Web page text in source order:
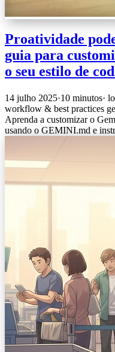
Proatividade
guia para
o seu estilo de
14 julho 2025·10 minutos·
workflow & best practices
Aprenda a customizar o
usando o GEMINI.md e